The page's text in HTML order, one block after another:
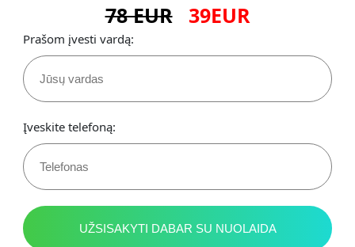
78 EUR 39EUR
Prašom įvesti vardą:
Įveskite telefoną:
UŽSISAKYTI DABAR SU NUOLAIDA